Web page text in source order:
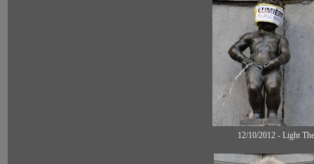
12/10/2012 - Light